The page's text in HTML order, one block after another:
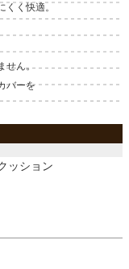
くく快適。
せん。
バーを
ッション